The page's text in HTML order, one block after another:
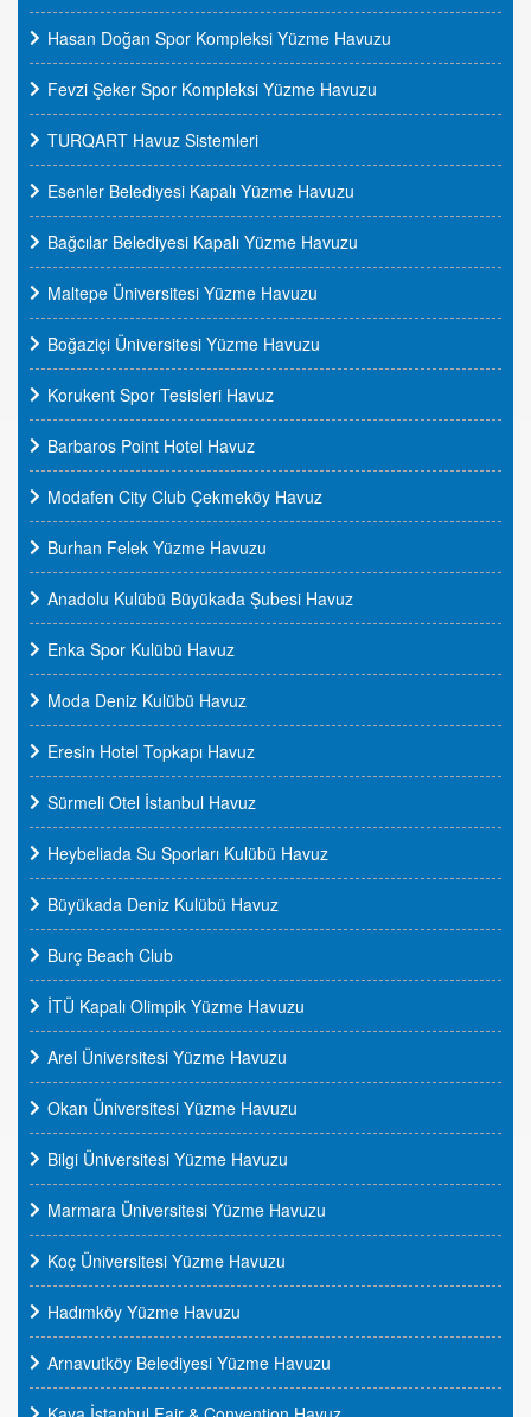
Hasan Doğan Spor Kompleksi Yüzme Havuzu
Fevzi Şeker Spor Kompleksi Yüzme Havuzu
TURQART Havuz Sistemleri
Esenler Belediyesi Kapalı Yüzme Havuzu
Bağcılar Belediyesi Kapalı Yüzme Havuzu
Maltepe Üniversitesi Yüzme Havuzu
Boğaziçi Üniversitesi Yüzme Havuzu
Korukent Spor Tesisleri Havuz
Barbaros Point Hotel Havuz
Modafen City Club Çekmeköy Havuz
Burhan Felek Yüzme Havuzu
Anadolu Kulübü Büyükada Şubesi Havuz
Enka Spor Kulübü Havuz
Moda Deniz Kulübü Havuz
Eresin Hotel Topkapı Havuz
Sürmeli Otel İstanbul Havuz
Heybeliada Su Sporları Kulübü Havuz
Büyükada Deniz Kulübü Havuz
Burç Beach Club
İTÜ Kapalı Olimpik Yüzme Havuzu
Arel Üniversitesi Yüzme Havuzu
Okan Üniversitesi Yüzme Havuzu
Bilgi Üniversitesi Yüzme Havuzu
Marmara Üniversitesi Yüzme Havuzu
Koç Üniversitesi Yüzme Havuzu
Hadımköy Yüzme Havuzu
Arnavutköy Belediyesi Yüzme Havuzu